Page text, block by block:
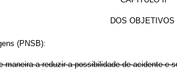
DOS OBJETIVOS
(PNSB):
maneira a reduzir a possibilidade de acidente e